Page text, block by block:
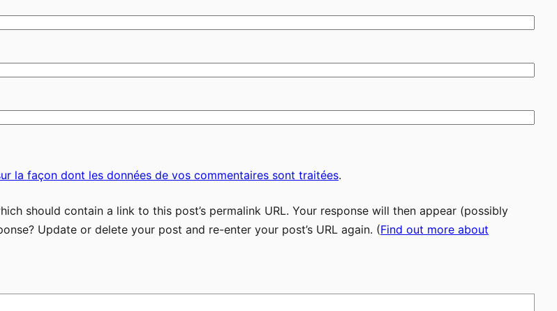
la façon dont les données de vos commentaires sont traitées.
should contain a link to this post’s permalink URL. Your response will then appear (possibly
Update or delete your post and re-enter your post’s URL again. (Find out more about